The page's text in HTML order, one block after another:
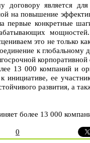
договору является
на повышение
первые конкретные
это не только
к глобальному
13 000 компаний и
к инициативе, ее
развития, а
более 13 000
0